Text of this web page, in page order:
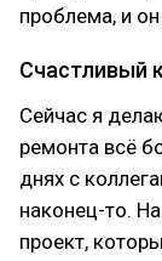
проблема, и
Счастливый
Сейчас я
ремонта всё
днях с
наконец-то.
проект,